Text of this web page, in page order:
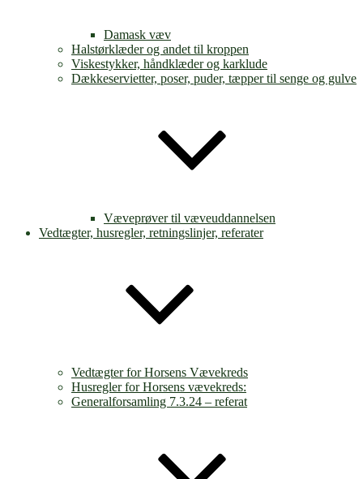
Damask væv
Halstørklæder og andet til kroppen
Viskestykker, håndklæder og karklude
Dækkeservietter, poser, puder, tæpper til senge og gulve
Væveprøver til væveuddannelsen
Vedtægter, husregler, retningslinjer, referater
Vedtægter for Horsens Vævekreds
Husregler for Horsens vævekreds:
Generalforsamling 7.3.24 – referat